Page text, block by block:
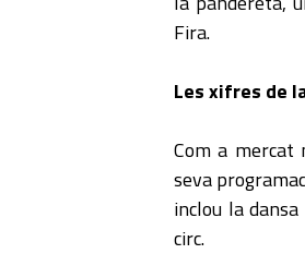
Fira.
Les xifres de
Com a mercat
seva
inclou la
circ.